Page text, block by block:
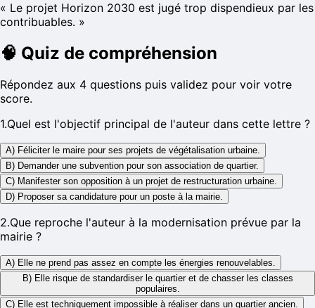
« Le projet Horizon 2030 est jugé trop dispendieux par les
contribuables. »
🧠 Quiz de compréhension
Répondez aux 4 questions puis validez pour voir votre
score.
1.Quel est l'objectif principal de l'auteur dans cette lettre ?
A) Féliciter le maire pour ses projets de végétalisation urbaine.
B) Demander une subvention pour son association de quartier.
C) Manifester son opposition à un projet de restructuration urbaine.
D) Proposer sa candidature pour un poste à la mairie.
2.Que reproche l'auteur à la modernisation prévue par la
mairie ?
A) Elle ne prend pas assez en compte les énergies renouvelables.
B) Elle risque de standardiser le quartier et de chasser les classes
populaires.
C) Elle est techniquement impossible à réaliser dans un quartier ancien.